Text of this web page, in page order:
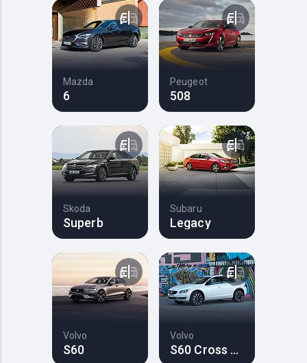
Mazda
6
Peugeot
508
Skoda
Superb
Subaru
Legacy
Volvo
S60
Volvo
S60 Cross Country